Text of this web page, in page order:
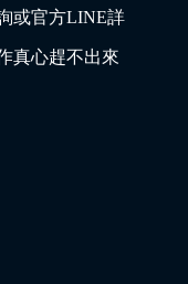
或官方LINE詳
真心趕不出來